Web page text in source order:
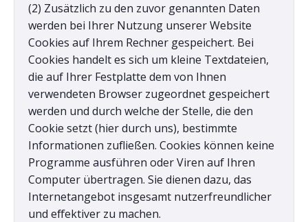
(2) Zusätzlich zu den zuvor genannten Daten
werden bei Ihrer Nutzung unserer Website
Cookies auf Ihrem Rechner gespeichert. Bei
Cookies handelt es sich um kleine Textdateien,
die auf Ihrer Festplatte dem von Ihnen
verwendeten Browser zugeordnet gespeichert
werden und durch welche der Stelle, die den
Cookie setzt (hier durch uns), bestimmte
Informationen zufließen. Cookies können keine
Programme ausführen oder Viren auf Ihren
Computer übertragen. Sie dienen dazu, das
Internetangebot insgesamt nutzerfreundlicher
und effektiver zu machen.